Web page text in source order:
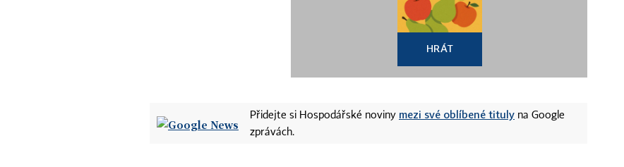
HRÁT
Přidejte si Hospodářské noviny mezi své oblíbené tituly na Google
zprávách.